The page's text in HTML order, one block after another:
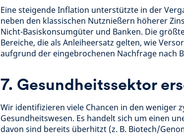
Eine steigende Inflation unterstützte in der
neben den klassischen Nutznießern höherer
Nicht-Basiskonsumgüter und Banken. Die
Bereiche, die als Anleiheersatz gelten, wie
aufgrund der eingebrochenen Nachfrage nach
7. Gesundheitssektor
Wir identifizieren viele Chancen in den weniger
Gesundheitswesen. Es handelt sich um einen
davon sind bereits überhitzt (z. B. Biotech/